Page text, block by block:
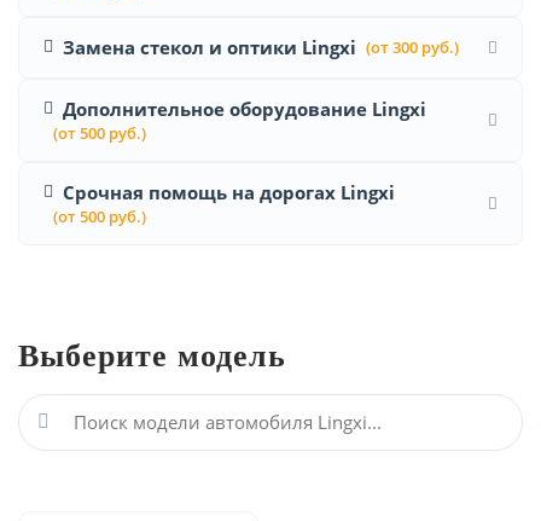
Замена стекол и оптики Lingxi (от 300 руб.)
Дополнительное оборудование Lingxi
(от 500 руб.)
Срочная помощь на дорогах Lingxi
(от 500 руб.)
Выберите модель